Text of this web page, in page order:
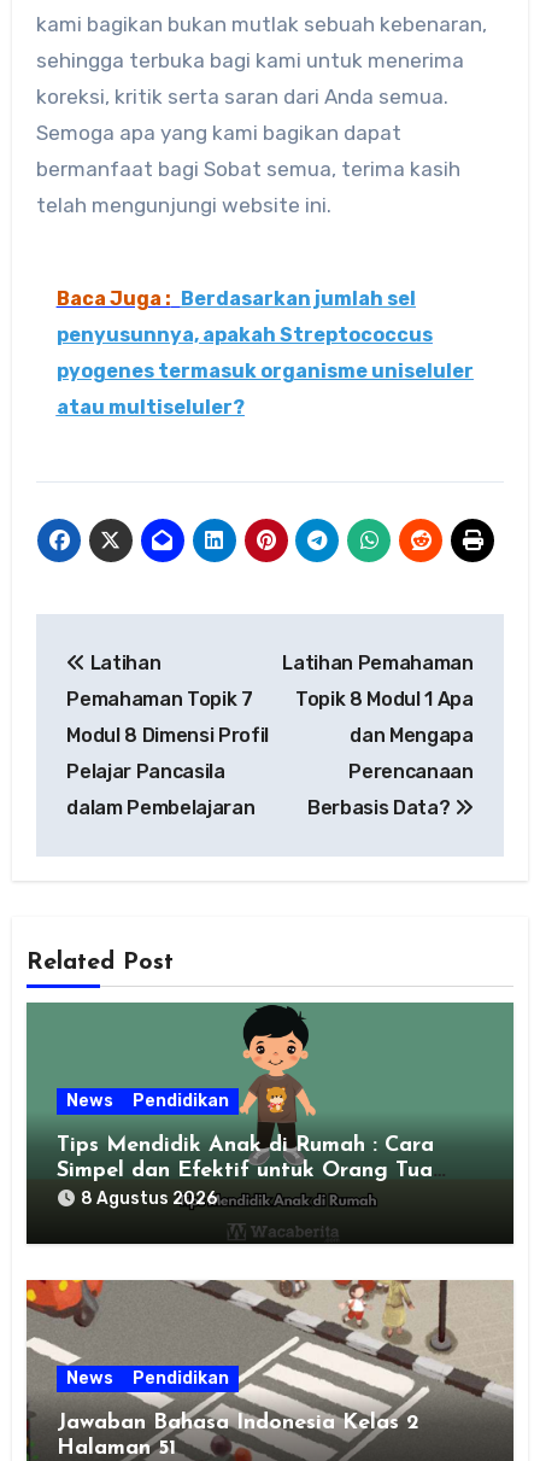
kami bagikan bukan mutlak sebuah kebenaran,
sehingga terbuka bagi kami untuk menerima
koreksi, kritik serta saran dari Anda semua.
Semoga apa yang kami bagikan dapat
bermanfaat bagi Sobat semua, terima kasih
telah mengunjungi website ini.
Baca Juga : Berdasarkan jumlah sel
penyusunnya, apakah Streptococcus
pyogenes termasuk organisme uniseluler
atau multiseluler?
pos
Latihan
Pemahaman Topik 7
Modul 8 Dimensi Profil
Pelajar Pancasila
dalam Pembelajaran
Latihan Pemahaman
Topik 8 Modul 1 Apa
dan Mengapa
Perencanaan
Berbasis Data?
Related Post
News Pendidikan
Tips Mendidik Anak di Rumah : Cara
Simpel dan Efektif untuk Orang Tua
Zaman Sekarang
8 Agustus 2026
News Pendidikan
Jawaban Bahasa Indonesia Kelas 2
Halaman 51